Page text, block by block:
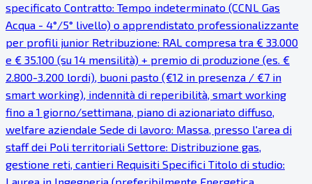
specificato Contratto: Tempo indeterminato (CCNL Gas
Acqua - 4°/5° livello) o apprendistato professionalizzante
per profili junior Retribuzione: RAL compresa tra € 33.000
e € 35.100 (su 14 mensilità) + premio di produzione (es. €
2.800-3.200 lordi), buoni pasto (€12 in presenza / €7 in
smart working), indennità di reperibilità, smart working
fino a 1 giorno/settimana, piano di azionariato diffuso,
welfare aziendale Sede di lavoro: Massa, presso l'area di
staff dei Poli territoriali Settore: Distribuzione gas,
gestione reti, cantieri Requisiti Specifici Titolo di studio: